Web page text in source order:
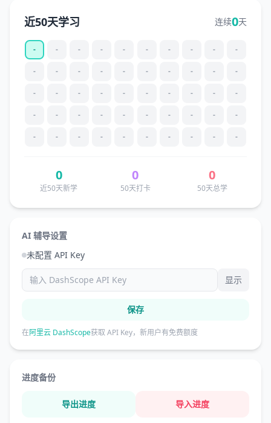
近50天学习 连续0天
- - - - - - - - - -
- - - - - - - - - -
- - - - - - - - - -
- - - - - - - - - -
- - - - - - - - - -
0
近50天新学
0
50天打卡
0
50天总学
AI 辅导设置
未配置 API Key
显示
保存
在阿里云 DashScope获取 API Key，新用户有免费额度
进度备份
导出进度 导入进度